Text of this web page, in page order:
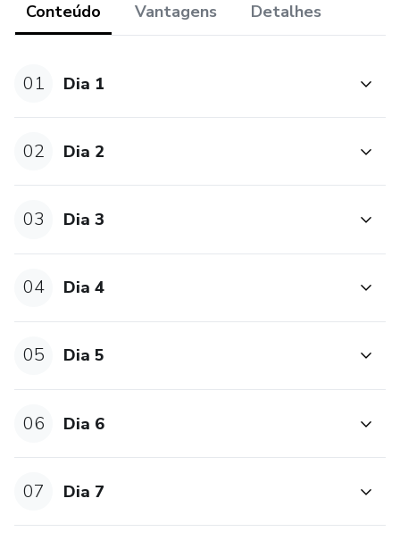
Conteúdo Vantagens Detalhes
01 Dia 1
02 Dia 2
03 Dia 3
04 Dia 4
05 Dia 5
06 Dia 6
07 Dia 7